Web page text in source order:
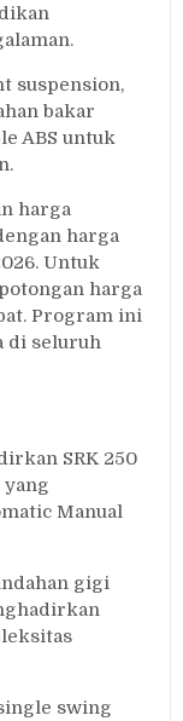
suspension,
bakar
ABS untuk
harga
harga
Untuk
harga
Program ini
di seluruh
SRK 250
Manual
gigi
swing